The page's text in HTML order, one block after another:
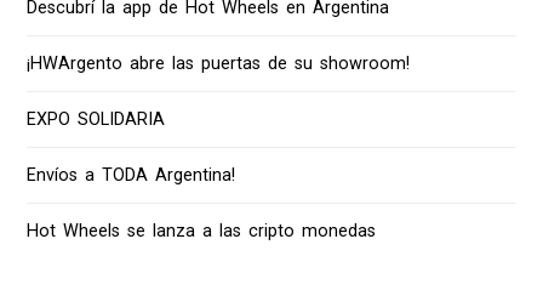
Descubrí la app de Hot Wheels en Argentina
¡HWArgento abre las puertas de su showroom!
EXPO SOLIDARIA
Envíos a TODA Argentina!
Hot Wheels se lanza a las cripto monedas